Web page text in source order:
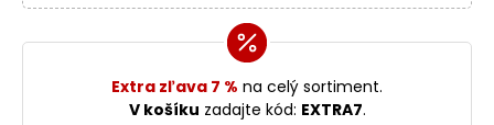
Extra zľava 7 % na celý sortiment.
V košíku zadajte kód: EXTRA7.